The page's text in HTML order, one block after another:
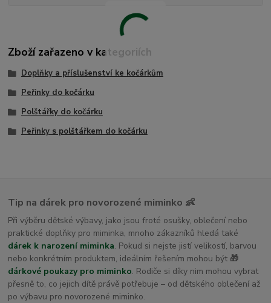
Zboží zařazeno v kategoriích
Doplňky a příslušenství ke kočárkům
Peřinky do kočárku
Polštářky do kočárku
Peřinky s polštářkem do kočárku
Tip na dárek pro novorozené miminko 👶
Při výběru dětské výbavy, jako jsou froté osušky, oblečení nebo
praktické doplňky pro miminka, mnoho zákazníků hledá také
dárek k narození miminka. Pokud si nejste jistí velikostí, barvou
nebo konkrétním produktem, ideálním řešením mohou být 🎁
dárkové poukazy pro miminko. Rodiče si díky nim mohou vybrat
přesně to, co jejich dítě právě potřebuje – od dětského oblečení až
po výbavu pro novorozené miminko.